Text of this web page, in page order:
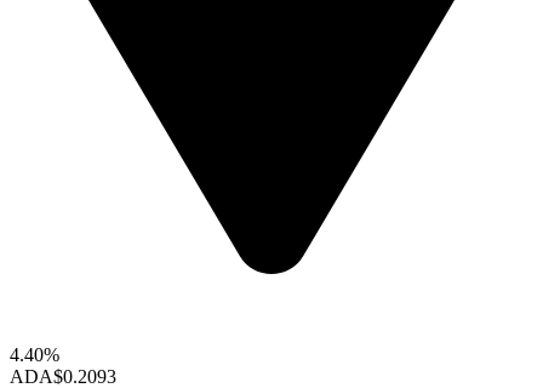
4.40%
ADA$0.2093